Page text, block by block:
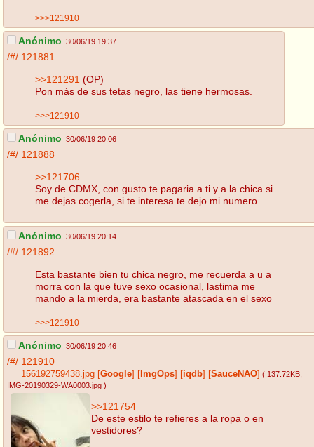
>>>121910
Anónimo 30/06/19 19:37
/#/ 121881
>>121291 (OP)
Pon más de sus tetas negro, las tiene hermosas.
>>>121910
Anónimo 30/06/19 20:06
/#/ 121888
>>121706
Soy de CDMX, con gusto te pagaria a ti y a la chica si
me dejas cogerla, si te interesa te dejo mi numero
Anónimo 30/06/19 20:14
/#/ 121892
Esta bastante bien tu chica negro, me recuerda a u a
morra con la que tuve sexo ocasional, lastima me
mando a la mierda, era bastante atascada en el sexo
>>>121910
Anónimo 30/06/19 20:46
/#/ 121910
156192759438.jpg Google ImgOps iqdb SauceNAO ( 137.72KB
IMG-20190329-WA0003.jpg )
>>121754
De este estilo te refieres a la ropa o en
vestidores?